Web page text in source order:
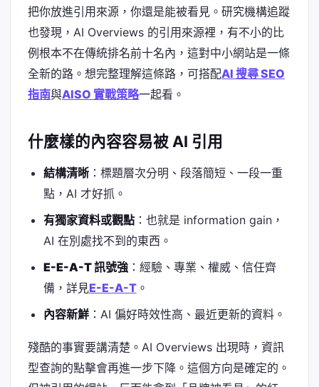
把你放進引用來源，你還是能被看見。研究機構追蹤
也發現，AI Overviews 的引用來源裡，有不小的比
例根本不在傳統排名前十名內，這對中小網站是一條
全新的路。想完整理解這條路，可搭配AI 搜尋 SEO
指南與AISO 實戰策略一起看。
什麼樣的內容容易被 AI 引用
結構清晰：標題層次分明、段落簡短、一段一重
點，AI 才好抓。
有獨家資料或觀點：也就是 information gain，
AI 在別處找不到的東西。
E-E-A-T 訊號強：經驗、專業、權威、信任齊
備，詳見E-E-A-T。
內容新鮮：AI 偏好時效性高、最近更新的資料。
殘酷的事實要講清楚。AI Overviews 出現時，資訊
型查詢的點擊會再進一步下降。這個方向是確定的。